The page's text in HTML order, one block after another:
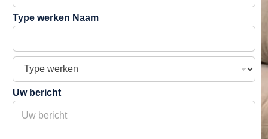
ll
e
o
n
u
m
Type werken Naam
T
p
e
Uw bericht